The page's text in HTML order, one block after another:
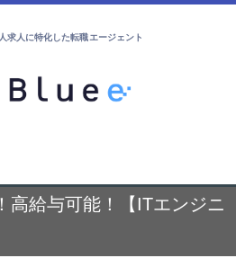
求人に特化した転職エージェント
高給与可能！【ITエンジニ